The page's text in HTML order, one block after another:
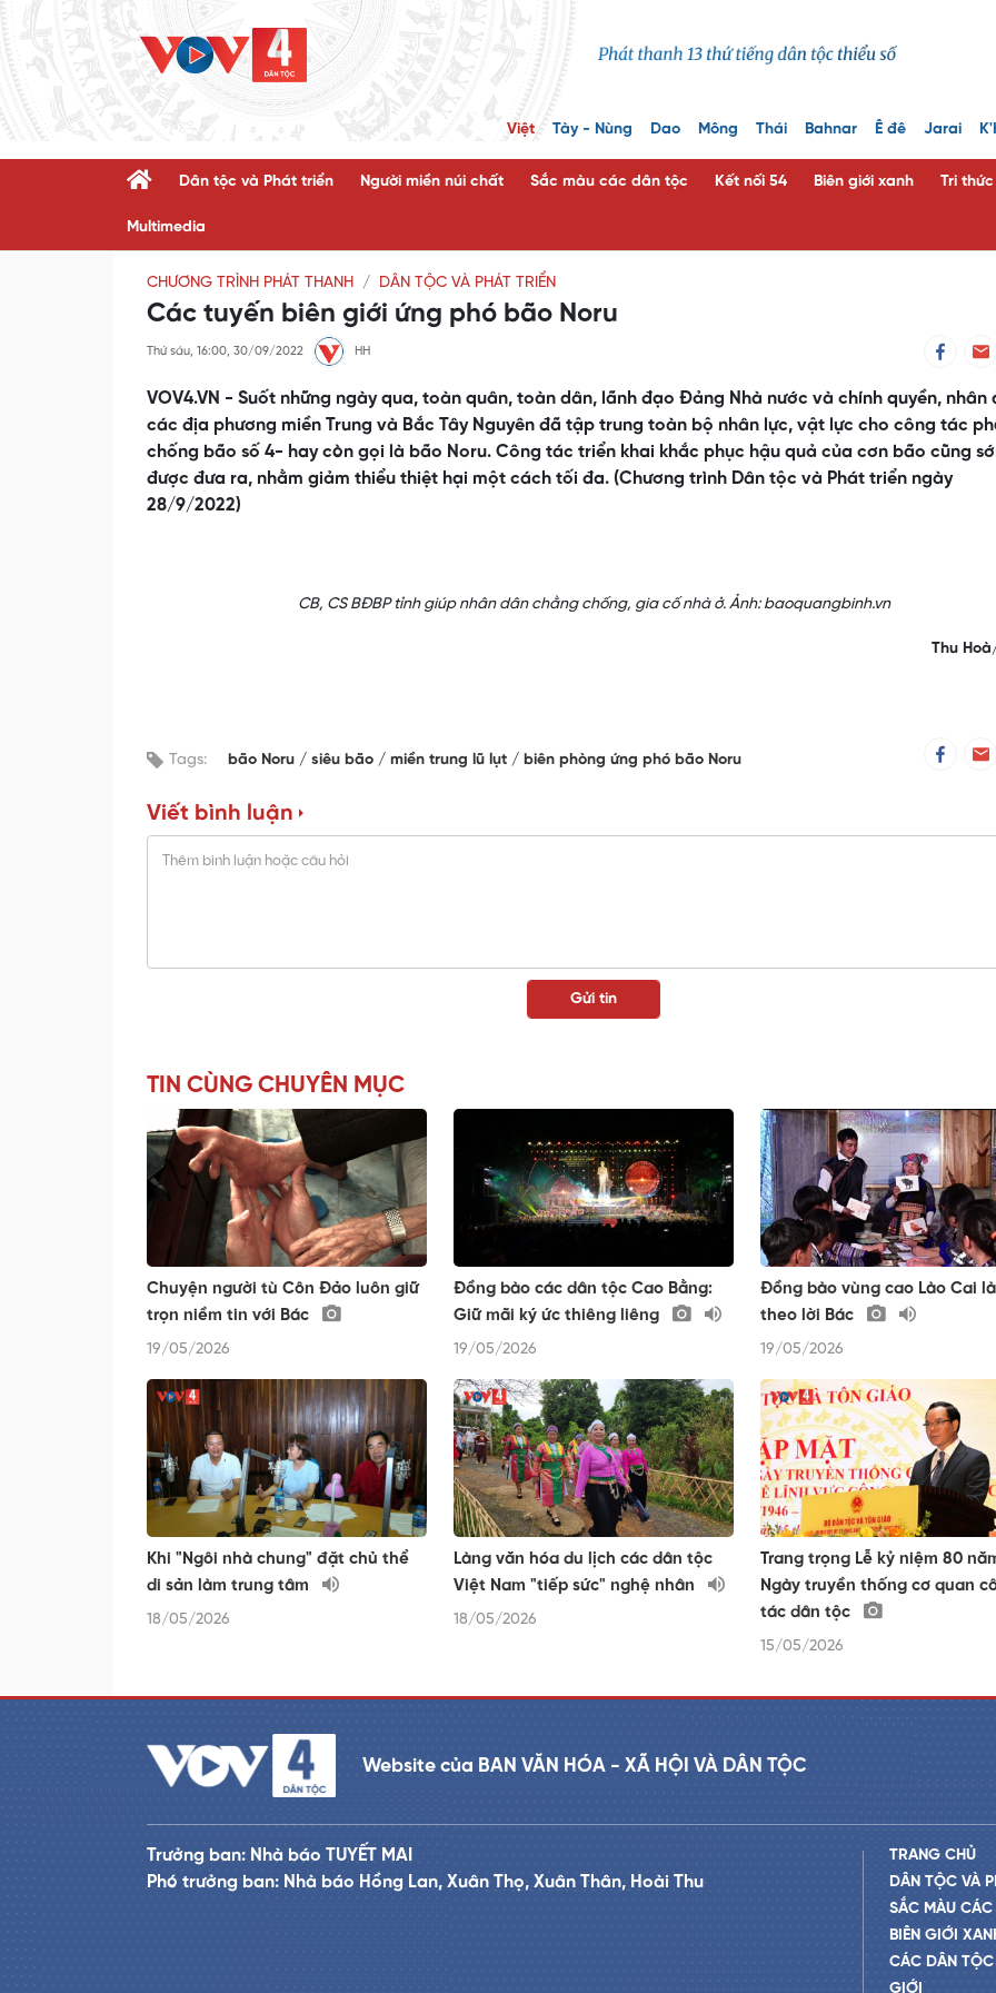
Việt Tày - Nùng Dao Mông Thái Bahnar Ê đê Jarai
Dân tộc và Phát triển Người miền núi chất Sắc màu các dân tộc Kết nối 54 Biên giới xanh Tri
Multimedia
CHƯƠNG TRÌNH PHÁT THANH DÂN TỘC VÀ PHÁT TRIỂN
Các tuyến biên giới ứng phó bão Noru
Thứ sáu, 16:00, 30/09/2022 HH
VOV4.VN - Suốt những ngày qua, toàn quân, toàn dân, lãnh đạo Đảng Nhà nước và chính quyền, nhân
các địa phương miền Trung và Bắc Tây Nguyên đã tập trung toàn bộ nhân lực, vật lực cho công tác
chống bão số 4- hay còn gọi là bão Noru. Công tác triển khai khắc phục hậu quả của cơn bão cũng
được đưa ra, nhằm giảm thiểu thiệt hại một cách tối đa. (Chương trình Dân tộc và Phát triển ngày
28/9/2022)
CB, CS BĐBP tỉnh giúp nhân dân chằng chống, gia cố nhà ở. Ảnh: baoquangbinh.vn
Thu
Tags: bão Noru siêu bão miền trung lũ lụt biên phòng ứng phó bão Noru
Viết bình luận
TIN CÙNG CHUYÊN MỤC
Chuyện người tù Côn Đảo luôn giữ
trọn niềm tin với Bác
19/05/2026
Đồng bào các dân tộc Cao Bằng:
Giữ mãi ký ức thiêng liêng
19/05/2026
Đồng bào vùng cao Lào Cai
theo lời Bác
19/05/2026
Khi "Ngôi nhà chung" đặt chủ thể
di sản làm trung tâm
18/05/2026
Làng văn hóa du lịch các dân tộc
Việt Nam "tiếp sức" nghệ nhân
18/05/2026
Trang trọng Lễ kỷ niệm 80
Ngày truyền thống cơ quan
tác dân tộc
15/05/2026
Website của BAN VĂN HÓA - XÃ HỘI VÀ DÂN TỘC
Trưởng ban: Nhà báo TUYẾT MAI
Phó trưởng ban: Nhà báo Hồng Lan, Xuân Thọ, Xuân Thân, Hoài Thu
TRANG CHỦ
DÂN TỘC VÀ
SẮC MÀU
BIÊN GIỚI
CÁC DÂN TỘC
GIỚI